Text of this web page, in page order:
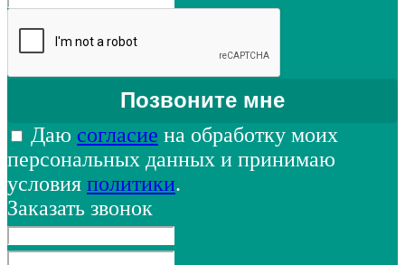
Даю согласие на обработку моих
персональных данных и принимаю
условия политики.
Заказать звонок